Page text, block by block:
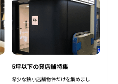
5坪以下の貸店舗特集
希少な狭小店舗物件だけを集めまし